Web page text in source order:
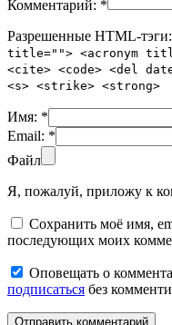
Комментарий: *
Разрешенные HTML-тэги:
title=""> <acronym
<cite> <code> <del
<s> <strike> <strong>
Имя: *
Email: *
Файл
Я, пожалуй, приложу к
Сохранить моё имя,
последующих моих
Оповещать о
подписаться без